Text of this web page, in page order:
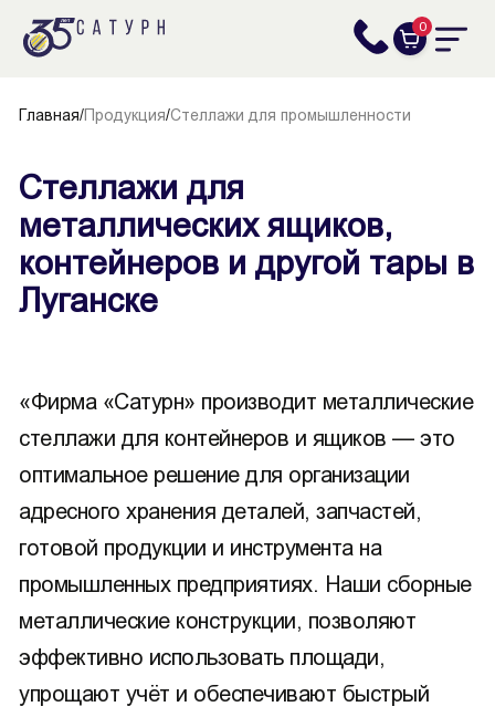
0
Главная/Продукция/Стеллажи для промышленности
Стеллажи для
металлических ящиков,
контейнеров и другой тары в
Луганске
«Фирма «Сатурн» производит металлические
стеллажи для контейнеров и ящиков — это
оптимальное решение для организации
адресного хранения деталей, запчастей,
готовой продукции и инструмента на
промышленных предприятиях. Наши сборные
металлические конструкции, позволяют
эффективно использовать площади,
упрощают учёт и обеспечивают быстрый